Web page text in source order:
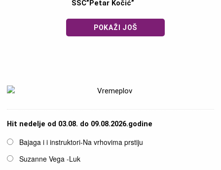
SŠC”Petar Kočić”
POKAŽI JOŠ
Hit nedelje od 03.08. do 09.08.2026.godine
OpcijeBajaga i i instruktori-Na vrhovima prstiju
Suzanne Vega -Luk